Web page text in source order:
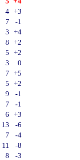
4 +3
7
-1
3
+4
8
+2
5
+2
3
0
7
+5
5
+2
9
-1
7
-1
6
+3
13
-6
7
-4
11
-8
8
-3